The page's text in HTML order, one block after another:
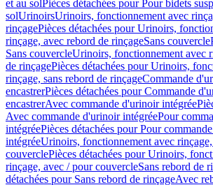
et au solPièces détachées pour Pour bidets
solUrinoirsUrinoirs, fonctionnement avec
rinçagePièces détachées pour Urinoirs,
rinçage, avec rebord de rinçageSans couvercle
Sans couvercleUrinoirs, fonctionnement avec
de rinçagePièces détachées pour Urinoirs,
rinçage, sans rebord de rinçageCommande
encastrerPièces détachées pour Commande
encastrerAvec commande d'urinoir intégrée
Avec commande d'urinoir intégréePour
intégréePièces détachées pour Pour
intégréeUrinoirs, fonctionnement avec
couverclePièces détachées pour Urinoirs,
rinçage, avec / pour couvercleSans rebord de
détachées pour Sans rebord de rinçageAvec